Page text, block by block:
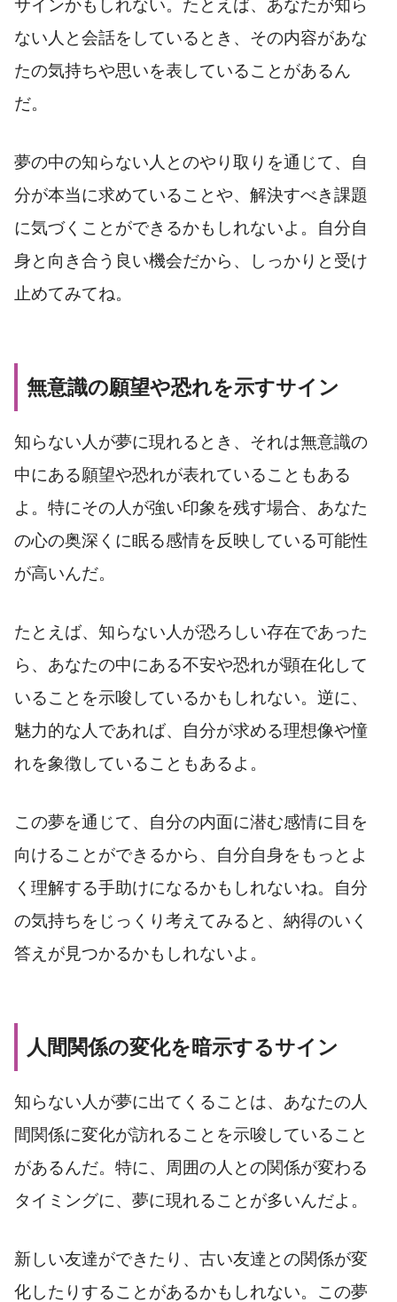
サインかもしれない。たとえば、あなたが知ら
ない人と会話をしているとき、その内容があな
たの気持ちや思いを表していることがあるん
だ。
夢の中の知らない人とのやり取りを通じて、自
分が本当に求めていることや、解決すべき課題
に気づくことができるかもしれないよ。自分自
身と向き合う良い機会だから、しっかりと受け
止めてみてね。
無意識の願望や恐れを示すサイン
知らない人が夢に現れるとき、それは無意識の
中にある願望や恐れが表れていることもある
よ。特にその人が強い印象を残す場合、あなた
の心の奥深くに眠る感情を反映している可能性
が高いんだ。
たとえば、知らない人が恐ろしい存在であった
ら、あなたの中にある不安や恐れが顕在化して
いることを示唆しているかもしれない。逆に、
魅力的な人であれば、自分が求める理想像や憧
れを象徴していることもあるよ。
この夢を通じて、自分の内面に潜む感情に目を
向けることができるから、自分自身をもっとよ
く理解する手助けになるかもしれないね。自分
の気持ちをじっくり考えてみると、納得のいく
答えが見つかるかもしれないよ。
人間関係の変化を暗示するサイン
知らない人が夢に出てくることは、あなたの人
間関係に変化が訪れることを示唆していること
があるんだ。特に、周囲の人との関係が変わる
タイミングに、夢に現れることが多いんだよ。
新しい友達ができたり、古い友達との関係が変
化したりすることがあるかもしれない。この夢